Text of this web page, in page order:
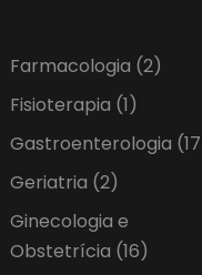
Farmacologia (2)
Fisioterapia (1)
Gastroenterologia
Geriatria (2)
Ginecologia e
Obstetrícia (16)